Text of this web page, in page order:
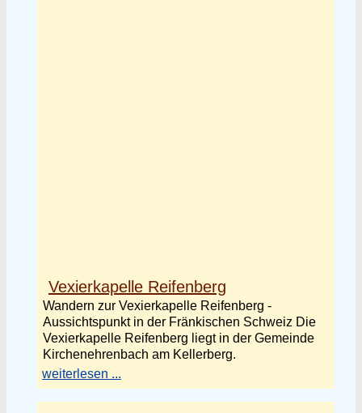
Vexierkapelle Reifenberg
Wandern zur Vexierkapelle Reifenberg -
Aussichtspunkt in der Fränkischen Schweiz Die
Vexierkapelle Reifenberg liegt in der Gemeinde
Kirchenehrenbach am Kellerberg.
weiterlesen ...